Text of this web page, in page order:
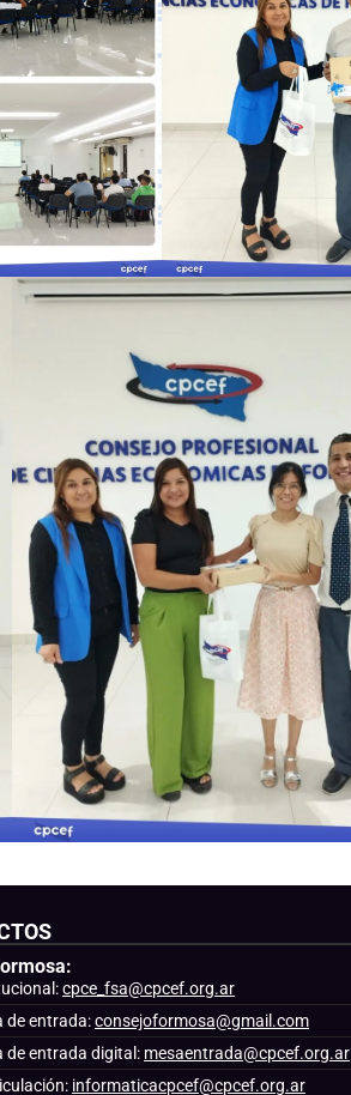
cpce_fsa@cpcef.org.ar
de entrada:consejoformosa@gmail.com
de entrada digital: mesaentrada@cpcef.org.ar
informaticacpcef@cpcef.org.ar